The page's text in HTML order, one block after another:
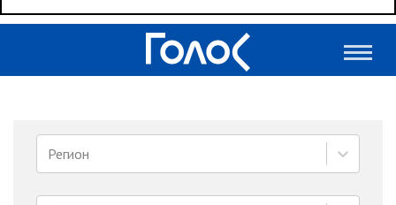
Регион